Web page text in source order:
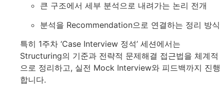
큰 구조에서 세부 분석으로 내려가는 논리 전개
분석을 Recommendation으로 연결하는 정리 방식
특히 1주차 ‘Case Interview 정석’ 세션에서는
Structuring의 기준과 전략적 문제해결 접근법을 체계적
으로 정리하고, 실전 Mock Interview와 피드백까지 진행
합니다.